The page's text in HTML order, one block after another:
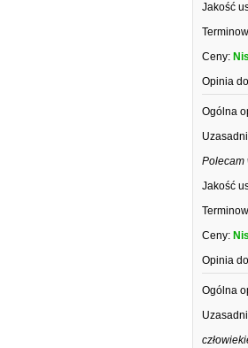
Jakość
Ceny:
Opinia
Ogólna
Polecam
Jakość
Ceny:
Opinia
Ogólna